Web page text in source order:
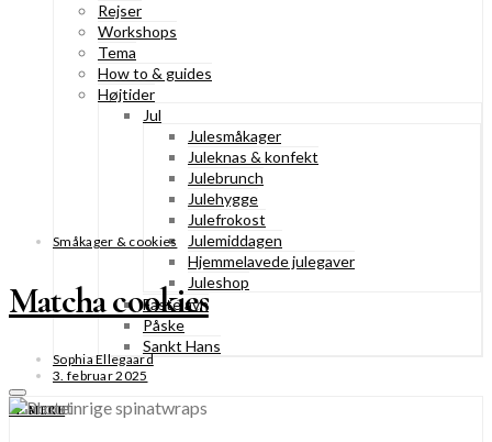
Rejser
Workshops
Tema
How to & guides
Højtider
Jul
Julesmåkager
Juleknas & konfekt
Julebrunch
Julehygge
Julefrokost
Julemiddagen
Hjemmelavede julegaver
Juleshop
Fastelavn
Påske
Sankt Hans
Småkager & cookies
Matcha cookies
Sophia Ellegaard
3. februar 2025
SE MERE